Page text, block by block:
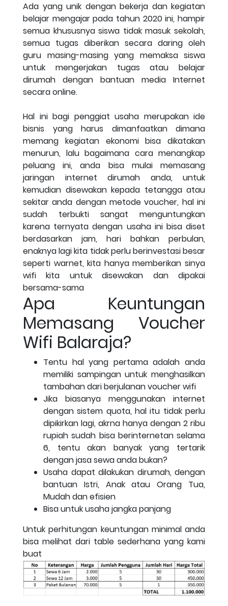
Ada yang unik dengan bekerja dan kegiatan
belajar mengajar pada tahun 2020 ini, hampir
semua khususnya siswa tidak masuk sekolah,
semua tugas diberikan secara daring oleh
guru masing-masing yang memaksa siswa
untuk mengerjakan tugas atau belajar
dirumah dengan bantuan media Internet
secara online.
Hal ini bagi penggiat usaha merupakan ide
bisnis yang harus dimanfaatkan dimana
memang kegiatan ekonomi bisa dikatakan
menurun, lalu bagaimana cara menangkap
peluang ini, anda bisa mulai memasang
jaringan internet dirumah anda, untuk
kemudian disewakan kepada tetangga atau
sekitar anda dengan metode voucher, hal ini
sudah terbukti sangat menguntungkan
karena ternyata dengan usaha ini bisa diset
berdasarkan jam, hari bahkan perbulan,
enaknya lagi kita tidak perlu berinvestasi besar
seperti warnet, kita hanya memberikan sinya
wifi kita untuk disewakan dan dipakai
bersama-sama
Apa Keuntungan
Memasang Voucher
Wifi Balaraja?
Tentu hal yang pertama adalah anda
memiliki sampingan untuk menghasilkan
tambahan dari berjulanan voucher wifi
Jika biasanya menggunakan internet
dengan sistem quota, hal itu tidak perlu
dipikirkan lagi, akrna hanya dengan 2 ribu
rupiah sudah bisa berinternetan selama
6, tentu akan banyak yang tertarik
dengan jasa sewa anda bukan?
Usaha dapat dilakukan dirumah, dengan
bantuan Istri, Anak atau Orang Tua,
Mudah dan efisien
Bisa untuk usaha jangka panjang
Untuk perhitungan keuntungan minimal anda
bisa melihat dari table sederhana yang kami
buat